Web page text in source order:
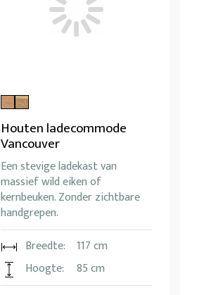
Houten ladecommode
Vancouver
Een stevige ladekast van
massief wild eiken of
kernbeuken. Zonder zichtbare
handgrepen.
Breedte:
117 cm
Hoogte:
85 cm